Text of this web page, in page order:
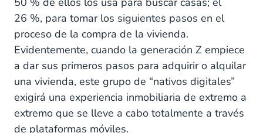
26 %, para tomar los siguientes pasos en el
proceso de la compra de la vivienda.
Evidentemente, cuando la generación Z empiece
a dar sus primeros pasos para adquirir o alquilar
una vivienda, este grupo de “nativos digitales”
exigirá una experiencia inmobiliaria de extremo a
extremo que se lleve a cabo totalmente a través
de plataformas móviles.